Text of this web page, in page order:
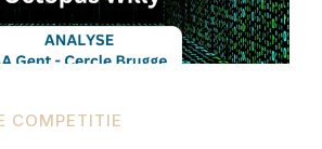
COMPETITIE